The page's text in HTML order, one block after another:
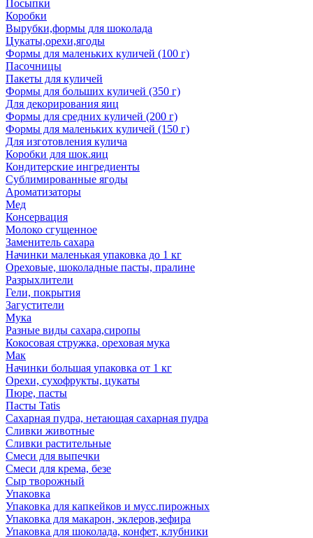
Посыпки
Коробки
Вырубки,формы для шоколада
Цукаты,орехи,ягоды
Формы для маленьких куличей (100 г)
Пасочницы
Пакеты для куличей
Формы для больших куличей (350 г)
Для декорирования яиц
Формы для средних куличей (200 г)
Формы для маленьких куличей (150 г)
Для изготовления кулича
Коробки для шок.яиц
Кондитерские ингредиенты
Сублимированные ягоды
Ароматизаторы
Мед
Консервация
Молоко сгущенное
Заменитель сахара
Начинки маленькая упаковка до 1 кг
Ореховые, шоколадные пасты, пралине
Разрыхлители
Гели, покрытия
Загустители
Мука
Разные виды сахара,сиропы
Кокосовая стружка, ореховая мука
Мак
Начинки большая упаковка от 1 кг
Орехи, сухофрукты, цукаты
Пюре, пасты
Пасты Tatis
Сахарная пудра, нетающая сахарная пудра
Сливки животные
Сливки растительные
Смеси для выпечки
Смеси для крема, безе
Сыр творожный
Упаковка
Упаковка для капкейков и мусс.пирожных
Упаковка для макарон, эклеров,зефира
Упаковка для шоколада, конфет, клубники